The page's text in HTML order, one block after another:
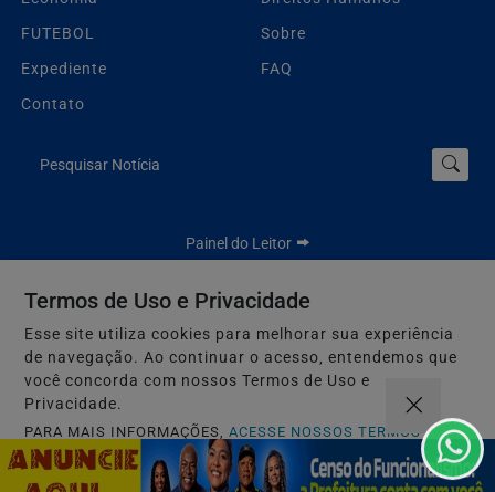
FUTEBOL
Sobre
Expediente
FAQ
Contato
Pesquisar Notícia
Painel do Leitor
Jbn Bahia - Todos os direitos reservados.
Termos de Uso e Privacidade
Termos de Uso e Privacidade
Esse site utiliza cookies para melhorar sua experiência
de navegação. Ao continuar o acesso, entendemos que
você concorda com nossos Termos de Uso e
Privacidade.
PARA MAIS INFORMAÇÕES,ACESSE NOSSOS TERMOS
CLICANDO AQUI